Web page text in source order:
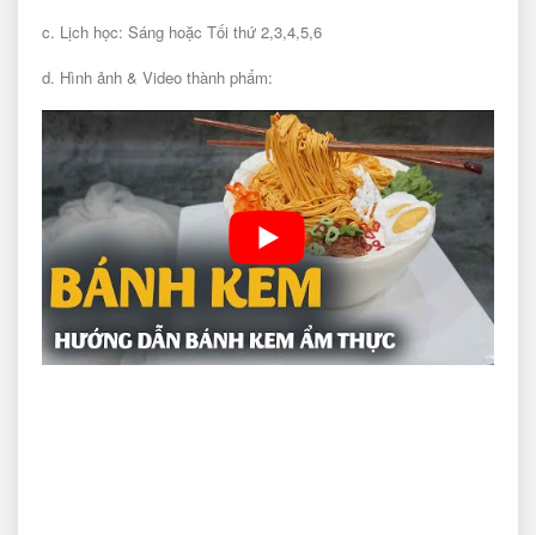
c. Lịch học: Sáng hoặc Tối thứ 2,3,4,5,6
d. Hình ảnh & Video thành phẩm: